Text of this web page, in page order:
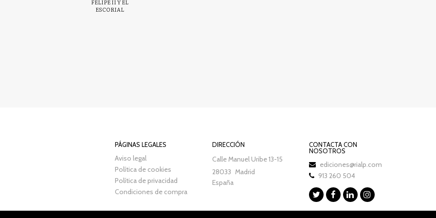
FELIPE II Y EL
ESCORIAL
PÁGINAS LEGALES
Aviso legal
Política de cookies
Política de privacidad
Condiciones de compra
DIRECCIÓN
Calle Manuel Uribe 13-15
28033 Madrid
España
CONTACTA CON
NOSOTROS
ediciones@rialp.com
913 260 504